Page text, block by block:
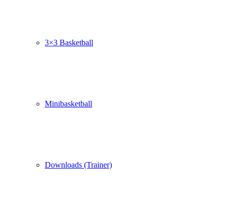
3×3 Basketball
Minibasketball
Downloads (Trainer)